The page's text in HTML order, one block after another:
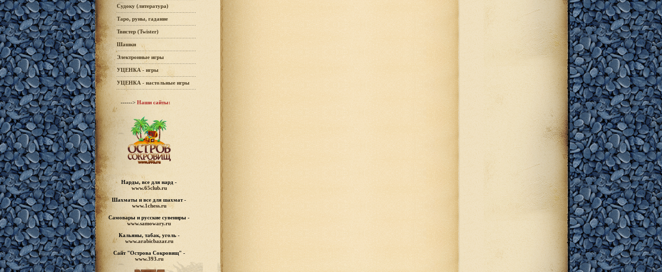
Судоку (литература)
Таро, руны, гадание
Твистер (Twister)
Шашки
Электронные игры
УЦЕНКА - игры
УЦЕНКА - настольные игры
------> Наши сайты:
Нарды, все для нард -
www.65club.ru
Шахматыи все для шахмат -
www.1chess.ru
Самовары и русские сувениры -
www.samowary.ru
Кальяны, табак, уголь -
www.arabicbazar.ru
Сайт "Острова Сокровищ" -
www.393.ru